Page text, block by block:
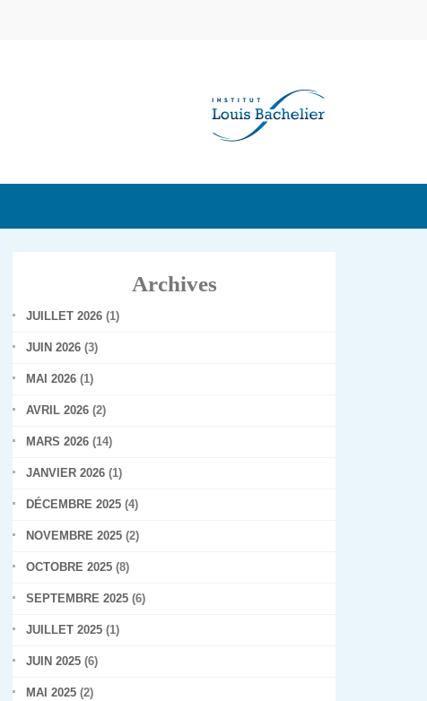
Archives
JUILLET 2026 (1)
JUIN 2026 (3)
MAI 2026 (1)
AVRIL 2026 (2)
MARS 2026 (14)
JANVIER 2026 (1)
DÉCEMBRE 2025 (4)
NOVEMBRE 2025 (2)
OCTOBRE 2025 (8)
SEPTEMBRE 2025 (6)
JUILLET 2025 (1)
JUIN 2025 (6)
MAI 2025 (2)